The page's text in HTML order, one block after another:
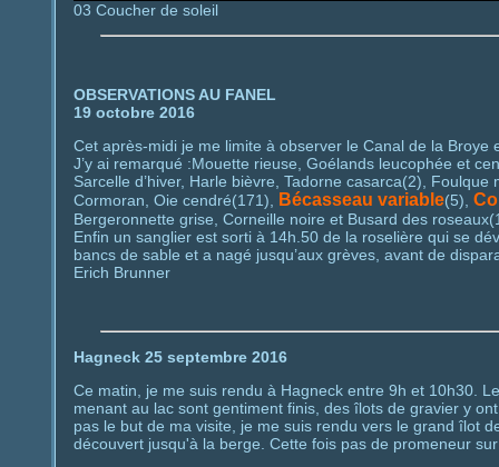
03 Coucher de soleil
OBSERVATIONS AU FANEL
19 octobre 2016
Cet après-midi je me limite à observer le Canal de la
J’y ai remarqué :Mouette rieuse, Goélands leucophée et
Sarcelle d’hiver, Harle bièvre, Tadorne casarca(2),
Cormoran, Oie cendré(171), Bécasseau variable(5),
Bergeronnette grise, Corneille noire et Busard des
Enfin un sanglier est sorti à 14h.50 de la roselière qui se
bancs de sable et a nagé jusqu’aux grèves, avant de
Erich Brunner
Hagneck 25 septembre 2016
Ce matin, je me suis rendu à Hagneck entre 9h et 10h30.
menant au lac sont gentiment finis, des îlots de gravier y
pas le but de ma visite, je me suis rendu vers le grand îlot
découvert jusqu'à la berge. Cette fois pas de promeneur